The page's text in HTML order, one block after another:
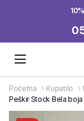
Početna Kupatilo
Peškir Stock Bela